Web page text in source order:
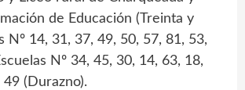
de Educación (Treinta y
Nº 14, 31, 37, 49, 50, 57, 81, 53,
Nº 34, 45, 30, 14, 63, 18,
(Durazno).